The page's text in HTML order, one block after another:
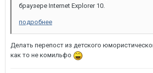
браузере Internet Explorer 10.
подробнее
Делать перепост из детского
как то не комильфо